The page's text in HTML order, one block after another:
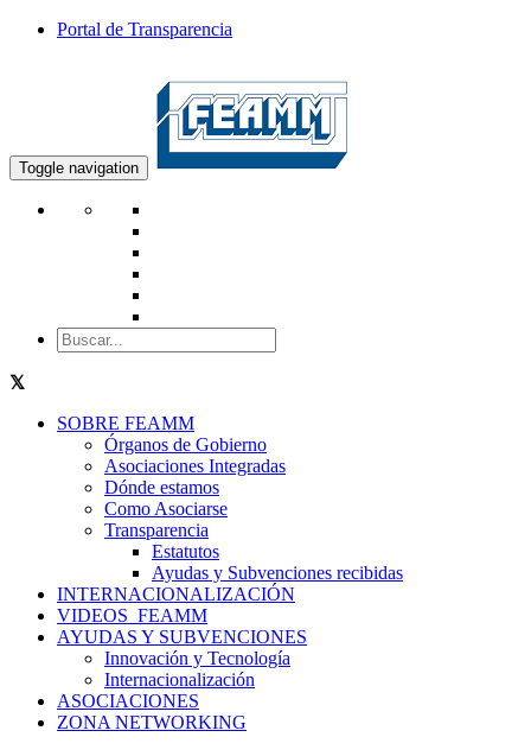
Portal de Transparencia
Toggle navigation
SOBRE FEAMM
Órganos de Gobierno
Asociaciones Integradas
Dónde estamos
Como Asociarse
Transparencia
Estatutos
Ayudas y Subvenciones recibidas
INTERNACIONALIZACIÓN
VIDEOS_FEAMM
AYUDAS Y SUBVENCIONES
Innovación y Tecnología
Internacionalización
ASOCIACIONES
ZONA NETWORKING